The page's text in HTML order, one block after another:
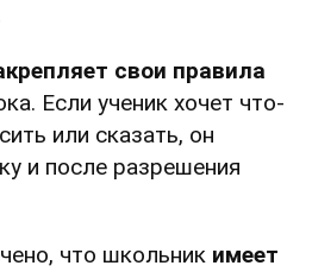
свои правила
Если ученик хочет что-
или сказать, он
и после разрешения
что школьник имеет